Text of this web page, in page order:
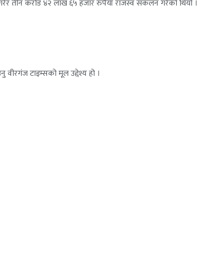
तीन करोड ४२ लाख ६५ हजार रुपैयाँ राजस्व संकलन गरेको थियो ।
वीरगंज टाइम्सको मूल उद्देश्य हो ।